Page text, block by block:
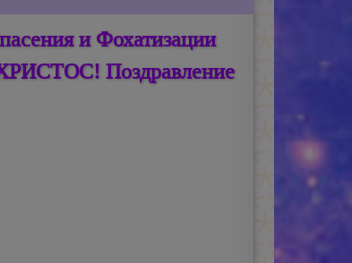
и Фохатизации
Поздравление